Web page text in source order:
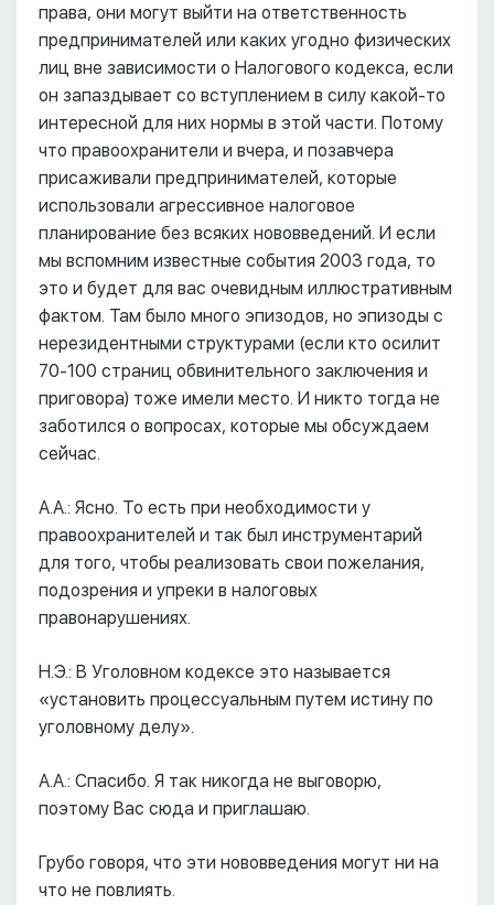
права, они могут выйти на ответственность
предпринимателей или каких угодно физических
лиц вне зависимости о Налогового кодекса, если
он запаздывает со вступлением в силу какой-то
интересной для них нормы в этой части. Потому
что правоохранители и вчера, и позавчера
присаживали предпринимателей, которые
использовали агрессивное налоговое
планирование без всяких нововведений. И если
мы вспомним известные события 2003 года, то
это и будет для вас очевидным иллюстративным
фактом. Там было много эпизодов, но эпизоды с
нерезидентными структурами (если кто осилит
70-100 страниц обвинительного заключения и
приговора) тоже имели место. И никто тогда не
заботился о вопросах, которые мы обсуждаем
сейчас.
А.А.: Ясно. То есть при необходимости у
правоохранителей и так был инструментарий
для того, чтобы реализовать свои пожелания,
подозрения и упреки в налоговых
правонарушениях.
Н.Э.: В Уголовном кодексе это называется
«установить процессуальным путем истину по
уголовному делу».
А.А.: Спасибо. Я так никогда не выговорю,
поэтому Вас сюда и приглашаю.
Грубо говоря, что эти нововведения могут ни на
что не повлиять.